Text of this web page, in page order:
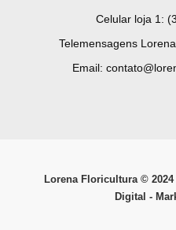
Celular loja 1:
Telemensagens
Email:
Lorena Floricultura ©
Digital -